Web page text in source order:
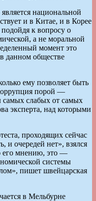
национальной
и в Китае, и в Корее
к вопросу о
а не моральной
момент это
данном обществе
ему позволяет быть
порой —
самых слабых от самых
эксперта, над которыми
проходящих сейчас
и очередей нет», взялся
его мнению, это —
системы
пишет швейцарская
в Мельбурне